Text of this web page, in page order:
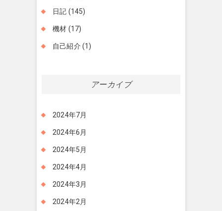
日記 (145)
機材 (17)
自己紹介 (1)
アーカイブ
2024年7月
2024年6月
2024年5月
2024年4月
2024年3月
2024年2月